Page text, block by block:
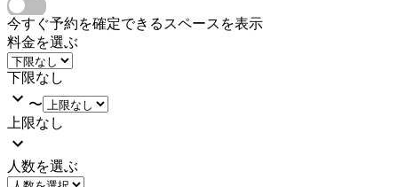
今すぐ予約を確定できるスペースを表示
料金を選ぶ
下限なし
〜
上限なし
人数を選ぶ